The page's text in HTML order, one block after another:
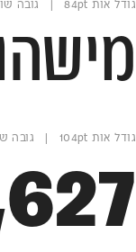
גודל אות 84pt | גובה שורה 72pt | משקל רגיל
גודל אות 104pt | גובה שורה 90pt | משקל בולד